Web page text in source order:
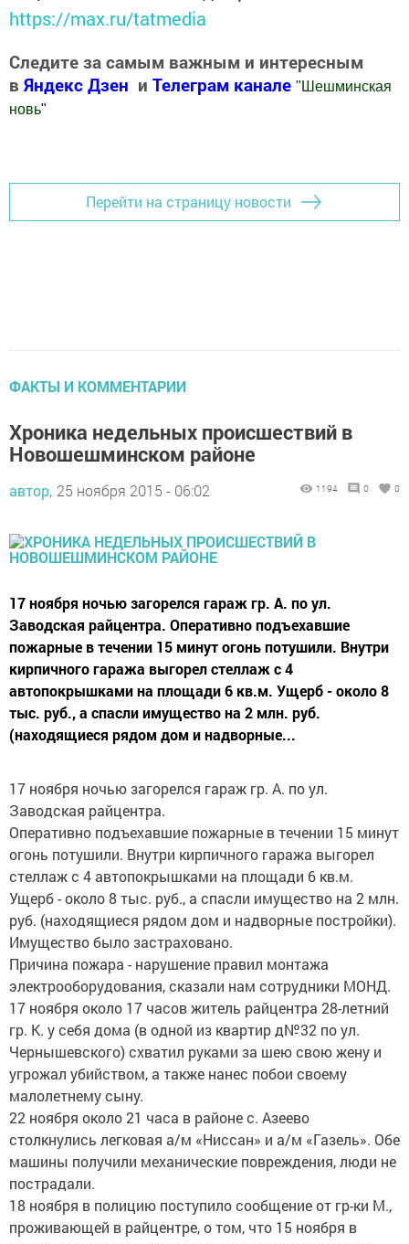
https://max.ru/tatmedia
Следите за самым важным и интересным
в Яндекс Дзен и Телеграм канале " Шешминская
новь"
Перейти на страницу новости
ФАКТЫ И КОММЕНТАРИИ
Хроника недельных происшествий в
Новошешминском районе
автор, 25 ноября 2015 - 06:02 1194 0 0
17 ноября ночью загорелся гараж гр. А. по ул.
Заводская райцентра. Оперативно подъехавшие
пожарные в течении 15 минут огонь потушили. Внутри
кирпичного гаража выгорел стеллаж с 4
автопокрышками на площади 6 кв.м. Ущерб - около 8
тыс. руб., а спасли имущество на 2 млн. руб.
(находящиеся рядом дом и надворные...
17 ноября ночью загорелся гараж гр. А. по ул.
Заводская райцентра.
Оперативно подъехавшие пожарные в течении 15 минут
огонь потушили. Внутри кирпичного гаража выгорел
стеллаж с 4 автопокрышками на площади 6 кв.м.
Ущерб - около 8 тыс. руб., а спасли имущество на 2 млн.
руб. (находящиеся рядом дом и надворные постройки).
Имущество было застраховано.
Причина пожара - нарушение правил монтажа
электрооборудования, сказали нам сотрудники МОНД.
17 ноября около 17 часов житель райцентра 28-летний
гр. К. у себя дома (в одной из квартир д№32 по ул.
Чернышевского) схватил руками за шею свою жену и
угрожал убийством, а также нанес побои своему
малолетнему сыну.
22 ноября около 21 часа в районе с. Азеево
столкнулись легковая а/м «Ниссан» и а/м «Газель». Обе
машины получили механические повреждения, люди не
пострадали.
18 ноября в полицию поступило сообщение от гр-ки М.,
проживающей в райцентре, о том, что 15 ноября в